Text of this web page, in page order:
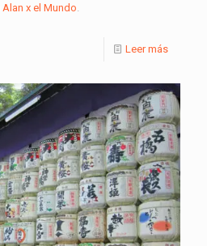
Alan x el Mundo
Leer más